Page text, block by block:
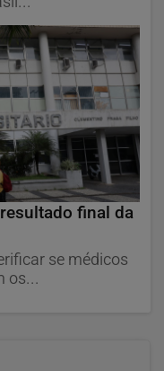
final da
se médicos
os...